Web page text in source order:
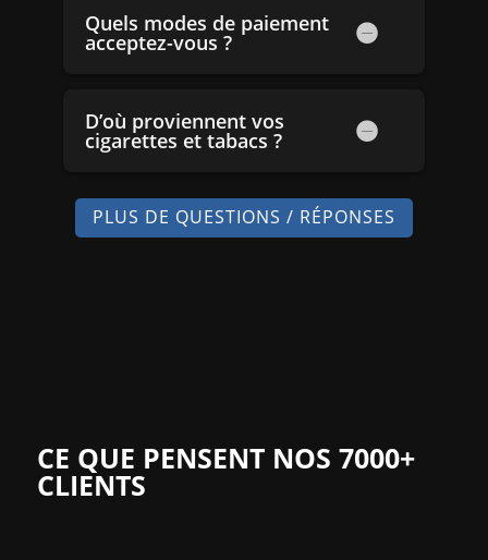
Quels modes de paiement
acceptez-vous ?
D’où proviennent vos
cigarettes et tabacs ?
PLUS DE QUESTIONS / RÉPONSES
CE QUE PENSENT NOS 7000+
CLIENTS